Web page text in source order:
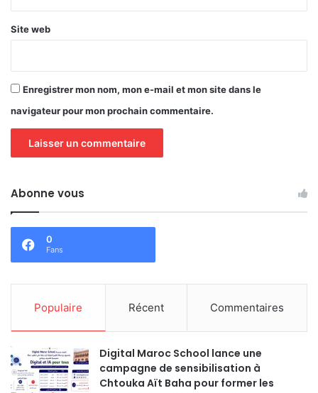
Site web
Enregistrer mon nom, mon e-mail et mon site dans le
navigateur pour mon prochain commentaire.
Abonne vous
0
Fans
Populaire Récent Commentaires
Digital Maroc School lance une
campagne de sensibilisation à
Chtouka Aït Baha pour former les